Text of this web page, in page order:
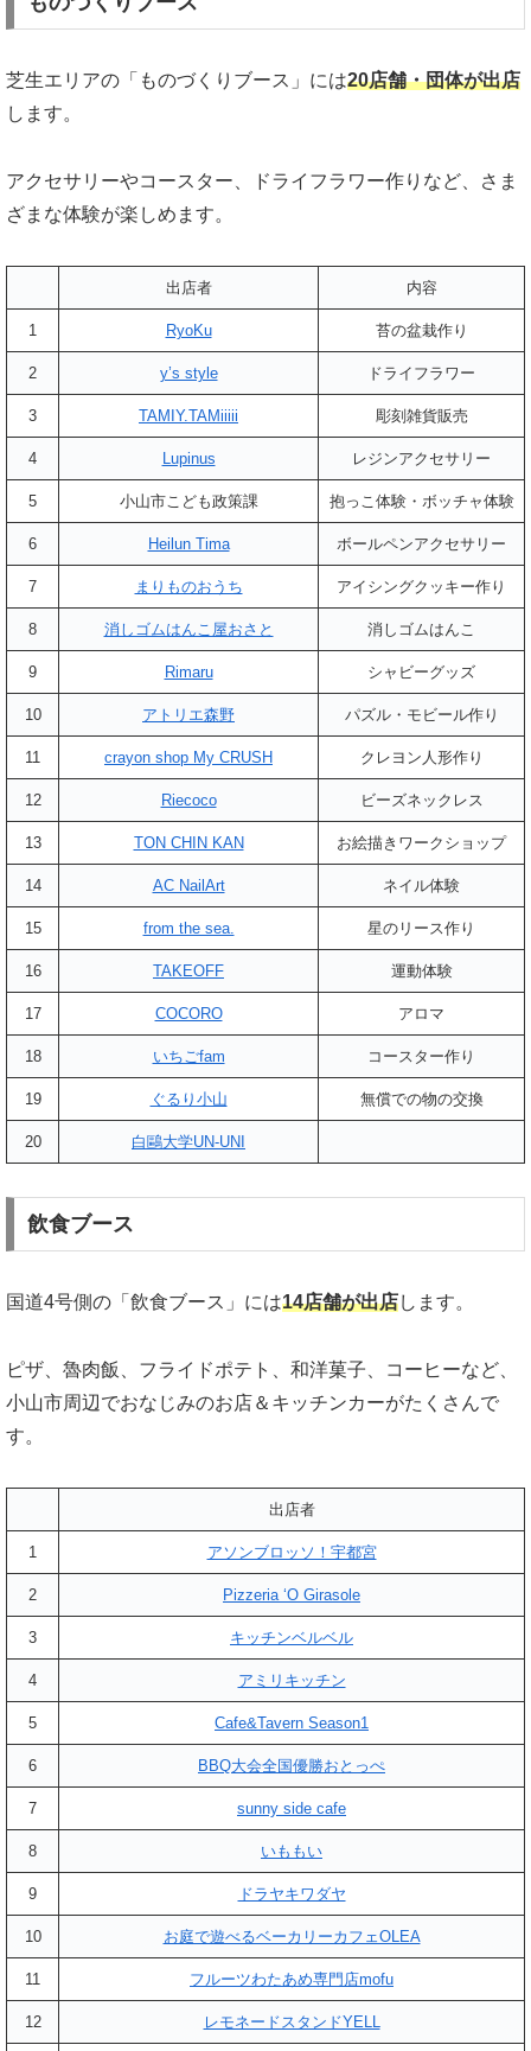
芝生エリアの「ものづくりブース」には20店舗・団体が出店
します。
アクセサリーやコースター、ドライフラワー作りなど、さま
ざまな体験が楽しめます。
出店者 内容
1 RyoKu 苔の盆栽作り
2 y’s style ドライフラワー
3 TAMIY.TAMiiiii 彫刻雑貨販売
4 Lupinus レジンアクセサリー
5 小山市こども政策課 抱っこ体験・ボッチャ体験
6 Heilun Tima ボールペンアクセサリー
7 まりものおうち アイシングクッキー作り
8 消しゴムはんこ屋おさと 消しゴムはんこ
9 Rimaru シャビーグッズ
10 アトリエ森野 パズル・モビール作り
11 crayon shop My CRUSH クレヨン人形作り
12 Riecoco ビーズネックレス
13 TON CHIN KAN お絵描きワークショップ
14 AC NailArt ネイル体験
15 from the sea. 星のリース作り
16 TAKEOFF 運動体験
17 COCORO アロマ
18 いちごfam コースター作り
19 ぐるり小山 無償での物の交換
20 白鷗大学UN-UNI
飲食ブース
国道4号側の「飲食ブース」には14店舗が出店します。
ピザ、魯肉飯、フライドポテト、和洋菓子、コーヒーなど、
小山市周辺でおなじみのお店＆キッチンカーがたくさんで
す。
出店者
1 アソンブロッソ！宇都宮
2 Pizzeria ‘O Girasole
3 キッチンベルベル
4 アミリキッチン
5 Cafe&Tavern Season1
6 BBQ大会全国優勝おとっぺ
7 sunny side cafe
8 いももい
9 ドラヤキワダヤ
10 お庭で遊べるベーカリーカフェOLEA
11 フルーツわたあめ専門店mofu
12 レモネードスタンドYELL